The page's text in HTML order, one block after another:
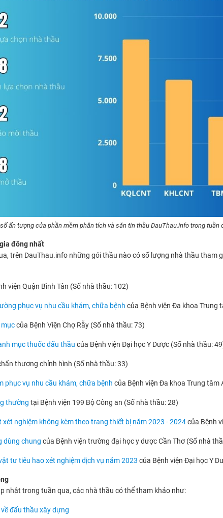
ấn tượng của phần mềm phân tích và săn tin thầu DauThau.info trong tuần
đông nhất
trên DauThau.info những gói thầu nào có số lượng nhà thầu tham
viện Quận Bình Tân (Số nhà thầu: 102)
phục vụ nhu cầu khám, chữa bệnh của Bệnh viện Đa khoa Trung
mụccủa Bệnh Viện Chợ Rẫy (Số nhà thầu: 73)
mục thuốc đấu thầu của Bệnh viện Đại học Y Dược (Số nhà thầu:
thương chỉnh hình (Số nhà thầu: 33)
phục vụ nhu cầu khám, chữa bệnh của Bệnh viện Đa khoa Trung tâm
thường tại Bệnh viện 199 Bộ Công an (Số nhà thầu: 28)
nghiệm không kèm theo trang thiết bị năm 2023 - 2024của Bệnh
dùng chung của Bệnh viện trường đại học y dược Cần Thơ (Số nhà
tư tiêu hao xét nghiệm dịch vụ năm 2023 của Bệnh viện Đại học Y
nhật trong tuần qua, các nhà thầu có thể tham khảo như:
đấu thầu xây dựng